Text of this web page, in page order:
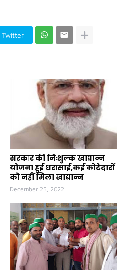
Twitter
सरकार की निःशुल्क खाद्यान्न
योजना हुई धरासाई,कई कोटेदारों
को नहीं मिला खाद्यान्न
December 25, 2022